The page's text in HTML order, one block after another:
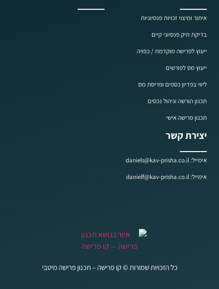
איתור ומיצוי זכויות פנסיוניות
בדיקת תיק פנסיוני קיים
ייעוץ לפרישה מוקדמת / כפויה
ייעוץ מס לפורשים
ליווי בפדיון כספים ופריסת מס
תכנון הורשה וניהול נכסים
תכנון פרישה אישי
יצירת קשר
אימייל: daniels@kav-prisha.co.il
אימייל: danielf@kav-prisha.co.il
כל הזכויות שמורות © קו פרישה – תכנון פרישה מיטבי